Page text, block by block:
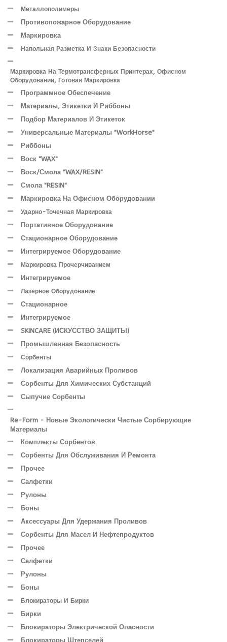
Металлополимеры
Противопожарное Оборудование
Маркировка
Напольная Разметка И Знаки Безопасности
Маркировка На Термотрансферных Принтерах, Офисном
Оборудовании, Готовая Маркировка
Программное Обеспечение
Материалы, Этикетки И Риббоны
Подбор Материалов И Этикеток
Универсальные Материалы "WorkHorse"
Риббоны
Воск "WAX"
Воск/Смола "WAX/RESIN"
Смола "RESIN"
Маркировка На Офисном Оборудовании
Ударно-Точечная Маркировка
Портативное Оборудование
Стационарное Оборудование
Интегрируемое Оборудование
Маркировка Прочерчиванием
Интегрируемое
Лазерное Оборудование
Стационарное
Интегрируемое
SKINCARE (ИСКУССТВО ЗАЩИТЫ)
Промышленная Безопасность
Сорбенты
Локализация Аварийных Проливов
Сорбенты Для Химических Субстанций
Сыпучие Сорбенты
Re-Form - Новые Экологически Чистые Сорбирующие
Материалы
Комплекты Сорбентов
Сорбенты Для Обслуживания И Ремонта
Прочее
Салфетки
Рулоны
Боны
Аксессуары Для Удержания Проливов
Сорбенты Для Масел И Нефтепродуктов
Прочее
Салфетки
Рулоны
Боны
Блокираторы И Бирки
Бирки
Блокираторы Электрической Опасности
Блокираторы Штепселей